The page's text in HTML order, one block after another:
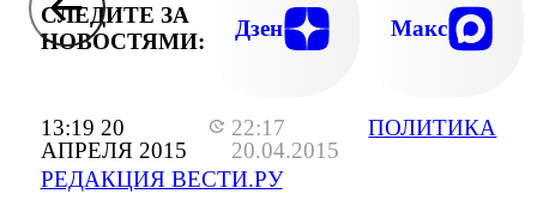
13:19 20
АПРЕЛЯ 2015
22:17
20.04.2015
РЕДАКЦИЯ ВЕСТИ.РУ
ПОЛИТИКА
СЛЕДИТЕ ЗА
НОВОСТЯМИ:
Дзен Макс